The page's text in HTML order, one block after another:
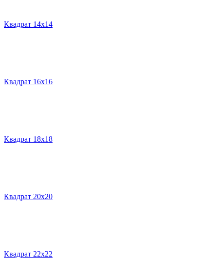
Квадрат 14х14
Квадрат 16х16
Квадрат 18х18
Квадрат 20х20
Квадрат 22х22